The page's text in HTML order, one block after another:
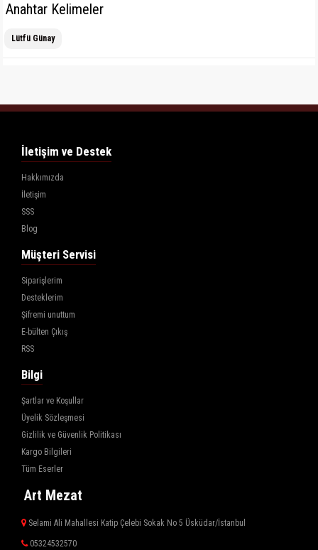
Anahtar Kelimeler
Lütfü Günay
İletişim ve Destek
Hakkımızda
İletişim
SSS
Blog
Müşteri Servisi
Siparişlerim
Desteklerim
Şifremi unuttum
E-bülten Çıkış
RSS
Bilgi
Şartlar ve Koşullar
Üyelik Sözleşmesi
Gizlilik ve Güvenlik Politikası
Kargo Bilgileri
Tüm Eserler
Art Mezat
Selami Ali Mahallesi Katip Çelebi Sokak No 5 Üsküdar/İstanbul
05324532570